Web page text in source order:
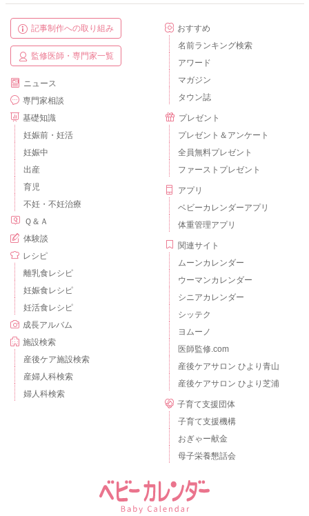
記事制作への取り組み
監修医師・専門家一覧
ニュース
専門家相談
基礎知識
妊娠前・妊活
妊娠中
出産
育児
不妊・不妊治療
Ｑ＆Ａ
体験談
レシピ
離乳食レシピ
妊娠食レシピ
妊活食レシピ
成長アルバム
施設検索
産後ケア施設検索
産婦人科検索
婦人科検索
おすすめ
名前ランキング検索
アワード
マガジン
タウン誌
プレゼント
プレゼント＆アンケート
全員無料プレゼント
ファーストプレゼント
アプリ
ベビーカレンダーアプリ
体重管理アプリ
関連サイト
ムーンカレンダー
ウーマンカレンダー
シニアカレンダー
シッテク
ヨムーノ
医師監修.com
産後ケアサロン ひより青山
産後ケアサロン ひより芝浦
子育て支援団体
子育て支援機構
おぎゃー献金
母子栄養懇話会